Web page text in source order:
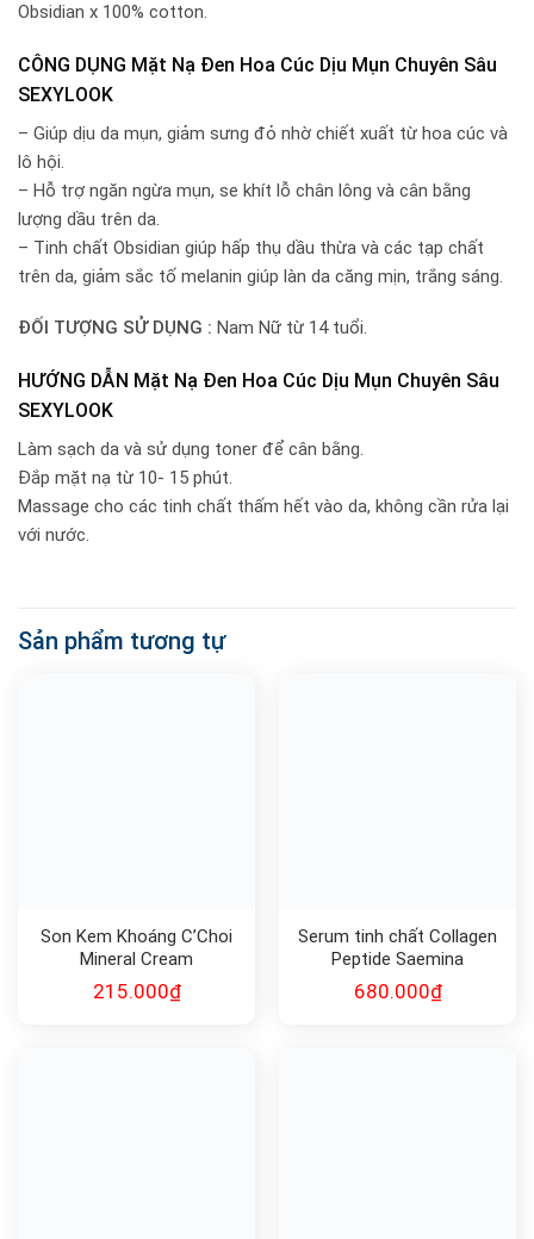
Obsidian x 100% cotton.
CÔNG DỤNG Mặt Nạ Đen Hoa Cúc Dịu Mụn Chuyên Sâu
SEXYLOOK
– Giúp dịu da mụn, giảm sưng đỏ nhờ chiết xuất từ hoa cúc và
lô hội.
– Hỗ trợ ngăn ngừa mụn, se khít lỗ chân lông và cân bằng
lượng dầu trên da.
– Tinh chất Obsidian giúp hấp thụ dầu thừa và các tạp chất
trên da, giảm sắc tố melanin giúp làn da căng mịn, trắng sáng.
ĐỐI TƯỢNG SỬ DỤNG : Nam Nữ từ 14 tuổi.
HƯỚNG DẪN Mặt Nạ Đen Hoa Cúc Dịu Mụn Chuyên Sâu
SEXYLOOK
Làm sạch da và sử dụng toner để cân bằng.
Đắp mặt nạ từ 10- 15 phút.
Massage cho các tinh chất thấm hết vào da, không cần rửa lại
với nước.
Sản phẩm tương tự
Son Kem Khoáng C’Choi
Mineral Cream
215.000₫
Serum tinh chất Collagen
Peptide Saemina
680.000₫